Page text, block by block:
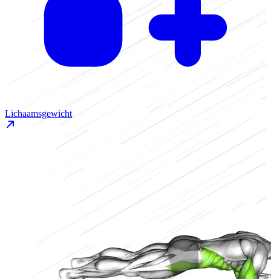
Lichaamsgewicht